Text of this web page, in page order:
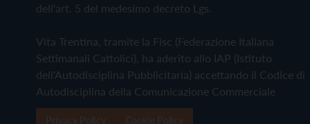
dell'art. 5 del medesimo decreto Lgs.
Vita Trentina, tramite la Fisc (Federazione Italiana
Settimanali Cattolici), ha aderito allo IAP (Istituto
dell'Autodisciplina Pubblicitaria) accettando il Codice di
Autodisciplina della Comunicazione Commerciale